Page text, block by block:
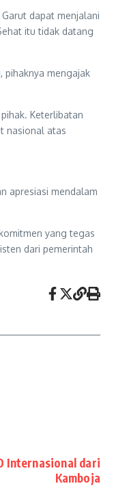
dapat menjalani
itu tidak datang
pihaknya mengajak
Keterlibatan
nasional atas
apresiasi mendalam
yang tegas
dari pemerintah
Internasional dari
Kamboja